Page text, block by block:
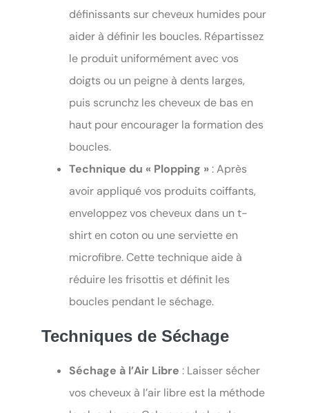
définissants sur cheveux humides pour
aider à définir les boucles. Répartissez
le produit uniformément avec vos
doigts ou un peigne à dents larges,
puis scrunchz les cheveux de bas en
haut pour encourager la formation des
boucles.
Technique du « Plopping »: Après
avoir appliqué vos produits coiffants,
enveloppez vos cheveux dans un t-
shirt en coton ou une serviette en
microfibre. Cette technique aide à
réduire les frisottis et définit les
boucles pendant le séchage.
Techniques de Séchage
Séchage à l’Air Libre : Laisser sécher
vos cheveux à l’air libre est la méthode